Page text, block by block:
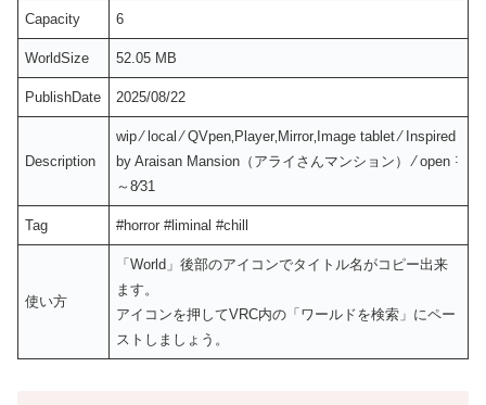
Capacity 6
WorldSize 52.05 MB
PublishDate 2025/08/22
Description
wip ⁄ local ⁄ QVpen‚Player‚Mirror‚Image tablet ⁄ Inspired
by Araisan Mansion（アライさんマンション） ⁄ open ˸
～8⁄31
Tag #horror #liminal #chill
使い方
「World」後部のアイコンでタイトル名がコピー出来
ます。
アイコンを押してVRC内の「ワールドを検索」にペー
ストしましょう。